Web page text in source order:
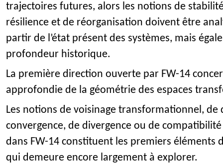
trajectoires futures, alors les notions de
résilience et de réorganisation doivent être
partir de l’état présent des systèmes, mais
profondeur historique.
La première direction ouverte par FW-14
approfondie de la géométrie des espaces
Les notions de voisinage transformationnel, de
convergence, de divergence ou de
dans FW-14 constituent les premiers éléments
qui demeure encore largement à explorer.